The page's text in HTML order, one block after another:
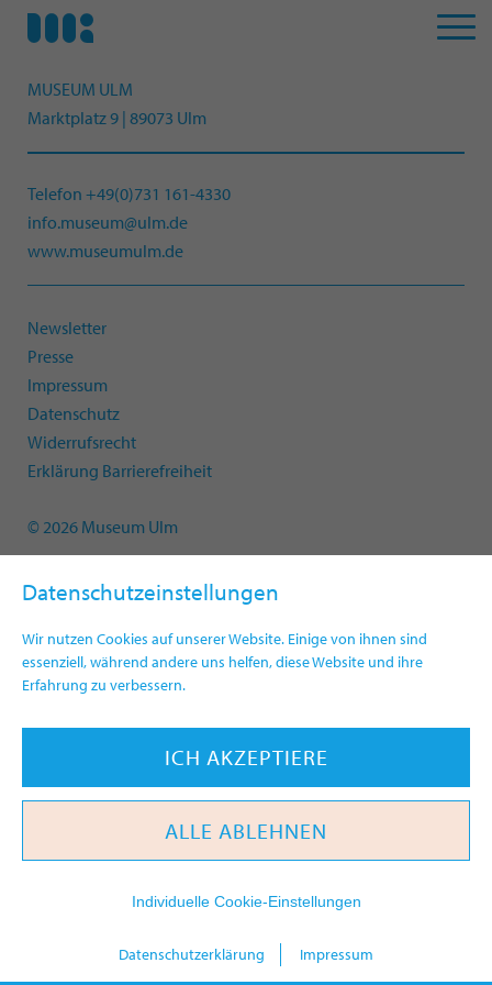
Datenschutzeinstellungen
Wir nutzen Cookies auf unserer Website. Einige von ihnen sind
essenziell, während andere uns helfen, diese Website und ihre
Erfahrung zu verbessern.
ICH AKZEPTIERE
ALLE ABLEHNEN
Individuelle Cookie-Einstellungen
Datenschutzerklärung Impressum
MUSEUM ULM
Marktplatz 9 | 89073 Ulm
Telefon +49(0)731 161-4330
info.museum@ulm.de
www.museumulm.de
Newsletter
Presse
Impressum
Datenschutz
Widerrufsrecht
Erklärung Barrierefreiheit
© 2026 Museum Ulm